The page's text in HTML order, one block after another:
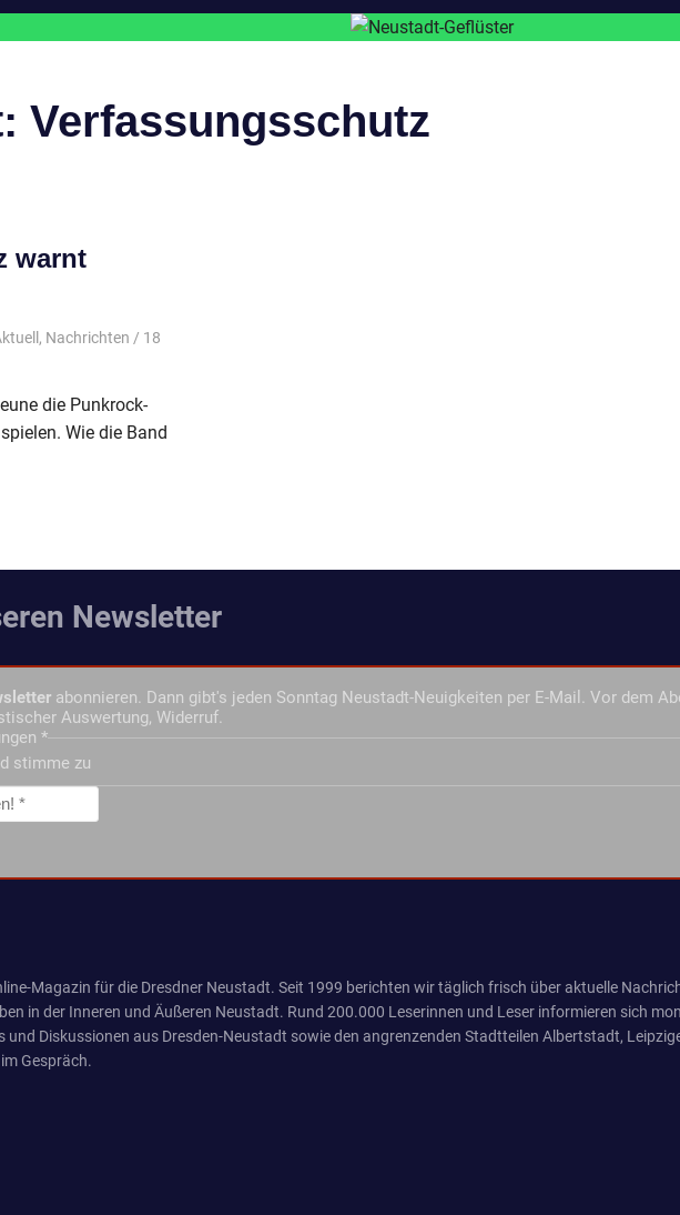
Verfassungsschutz
warnt
, Nachrichten / 18
die Punkrock-
Wie die Band
Newsletter
abonnieren. Dann gibt's jeden Sonntag Neustadt-Neuigkeiten per E-Mail. Vor dem
Auswertung, Widerruf.
*
stimme zu
Magazin für die Dresdner Neustadt. Seit 1999 berichten wir täglich frisch über aktuelle
in der Inneren und Äußeren Neustadt. Rund 200.000 Leserinnen und Leser informieren sich
und Diskussionen aus Dresden-Neustadt sowie den angrenzenden Stadtteilen Albertstadt,
Gespräch.